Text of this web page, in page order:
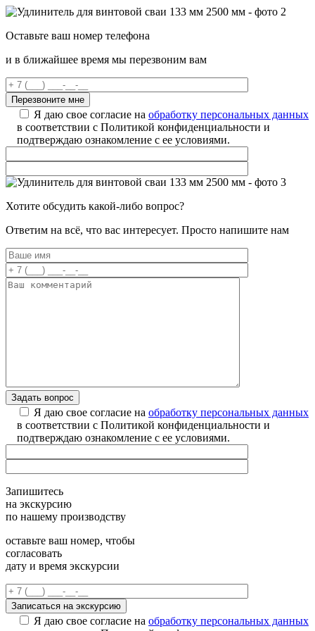
Оставьте ваш номер телефона
и в ближайшее время мы перезвоним вам
Я даю свое согласие на обработку персональных данных
в соответствии с Политикой конфиденциальности и
подтверждаю ознакомление с ее условиями.
Хотите обсудить какой-либо вопрос?
Ответим на всё, что вас интересует. Просто напишите нам
Я даю свое согласие на обработку персональных данных
в соответствии с Политикой конфиденциальности и
подтверждаю ознакомление с ее условиями.
Запишитесь
на экскурсию
по нашему производству
оставьте ваш номер, чтобы
согласовать
дату и время экскурсии
Я даю свое согласие на обработку персональных данных